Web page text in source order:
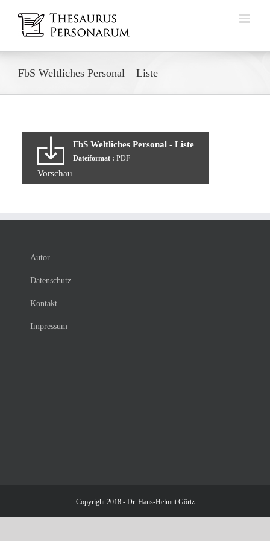
Inhalt
springen
FbS Weltliches Personal – Liste
FbS Weltliches Personal - Liste
Dateiformat : PDF
Vorschau
Autor
Datenschutz
Kontakt
Impressum
Copyright 2018 - Dr. Hans-Helmut Görtz